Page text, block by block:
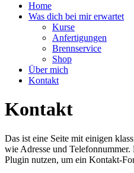
Home
Was dich bei mir erwartet
Kurse
Anfertigungen
Brennservice
Shop
Über mich
Kontakt
Kontakt
Das ist eine Seite mit einigen
wie Adresse und
Plugin nutzen, um ein Kontakt-